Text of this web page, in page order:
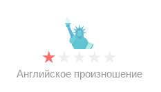
★
Английское произношение